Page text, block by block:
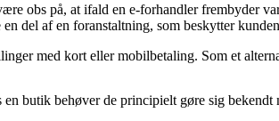
obs på, at ifald en e-forhandler frembyder
del af en foranstaltning, som beskytter
med kort eller mobilbetaling. Som et
en butik behøver de principielt gøre sig